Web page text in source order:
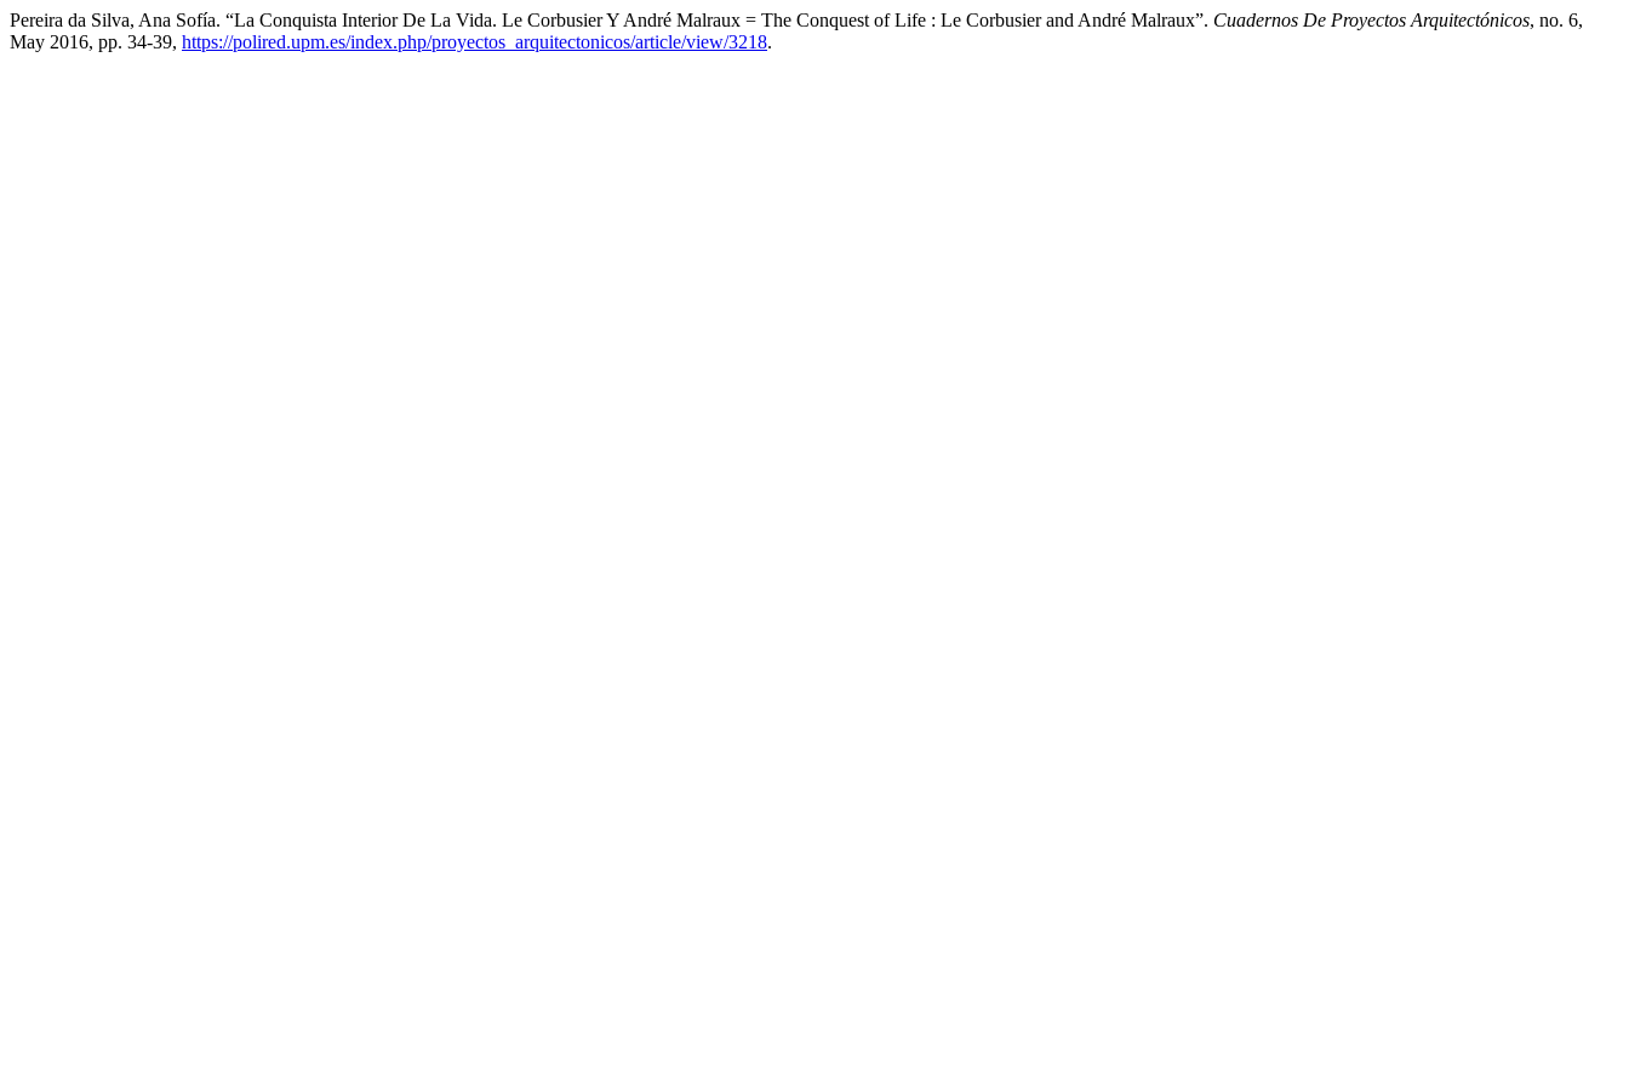
Pereira da Silva, Ana Sofía. “La Conquista Interior De La Vida. Le Corbusier Y André Malraux = The Conquest of Life : Le Corbusier and André Malraux”. Cuadernos De Proyectos Arquitectónicos, no. 6,
May 2016, pp. 34-39, https://polired.upm.es/index.php/proyectos_arquitectonicos/article/view/3218.